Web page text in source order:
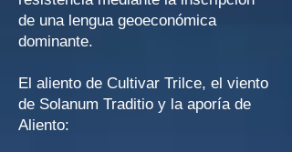
de una lengua geoeconómica
dominante.
El aliento de Cultivar Trilce, el viento
de Solanum Traditio y la aporía de
Aliento: